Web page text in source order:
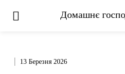
Домашнє
13 Березня 2026